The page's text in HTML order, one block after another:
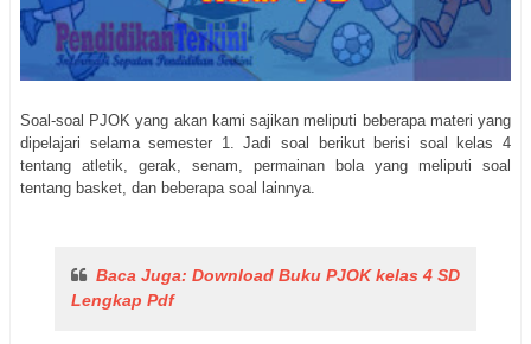
Soal-soal PJOK yang akan kami sajikan meliputi beberapa materi yang
dipelajari selama semester 1. Jadi soal berikut berisi soal kelas 4
tentang atletik, gerak, senam, permainan bola yang meliputi soal
tentang basket, dan beberapa soal lainnya.
Baca Juga: Download Buku PJOK kelas 4 SD
Lengkap Pdf